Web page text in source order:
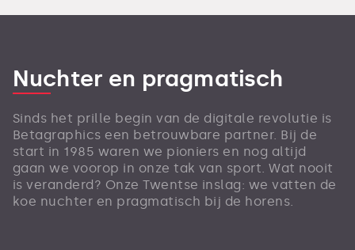
Nuchter en pragmatisch
Sinds het prille begin van de digitale revolutie is
Betagraphics een betrouwbare partner. Bij de
start in 1985 waren we pioniers en nog altijd
gaan we voorop in onze tak van sport. Wat nooit
is veranderd? Onze Twentse inslag: we vatten de
koe nuchter en pragmatisch bij de horens.